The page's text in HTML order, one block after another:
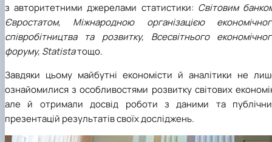
з авторитетними джерелами статистики: Світовим
Євростатом, Міжнародною організацією
співробітництва та розвитку, Всесвітнього
форуму, Statistaтощо.
Завдяки цьому майбутні економісти й аналітики не
ознайомилися з особливостями розвитку світових
але й отримали досвід роботи з даними та
презентацій результатів своїх досліджень.